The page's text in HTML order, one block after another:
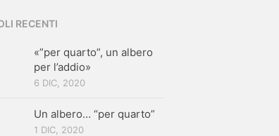
RECENTI
«”per quarto”, un albero
per l’addio»
6 DIC, 2020
Un albero… “per quarto”
1 DIC, 2020